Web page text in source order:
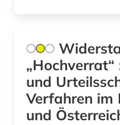
und
Verfahren im
und